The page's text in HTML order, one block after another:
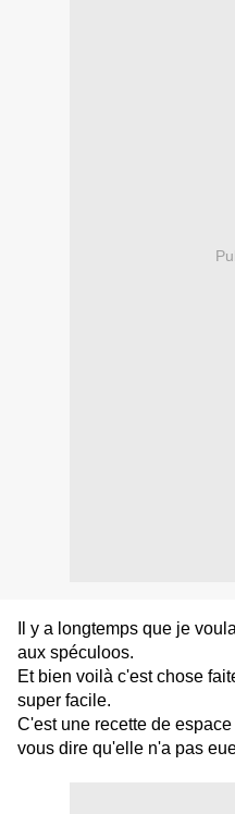
Il y a longtemps que je
aux spéculoos.
Et bien voilà c'est chose
super facile.
C'est une recette de
vous dire qu'elle n'a pas